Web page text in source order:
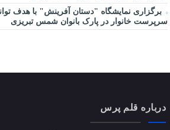
برگزاری نمایشگاه "دستان آفرینش" با هدف
سرپرست خانوار در پارک بانوان شمس تبریزی
درباره قلم پرس